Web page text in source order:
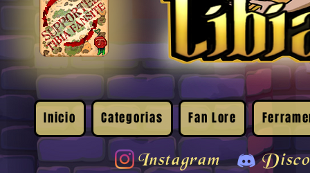
Inicio Categorias Fan Lore
Instagram